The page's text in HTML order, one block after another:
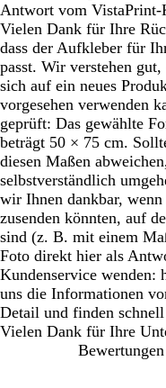
Antwort vom VistaPrint-
Vielen Dank für Ihre
dass der Aufkleber für
passt. Wir verstehen
sich auf ein neues
vorgesehen verwenden
geprüft: Das gewählte
beträgt 50 × 75 cm.
diesen Maßen
selbstverständlich
wir Ihnen dankbar,
zusenden könnten, auf
sind (z. B. mit einem
Foto direkt hier als
Kundenservice
uns die Informationen
Detail und finden
Vielen Dank für Ihre